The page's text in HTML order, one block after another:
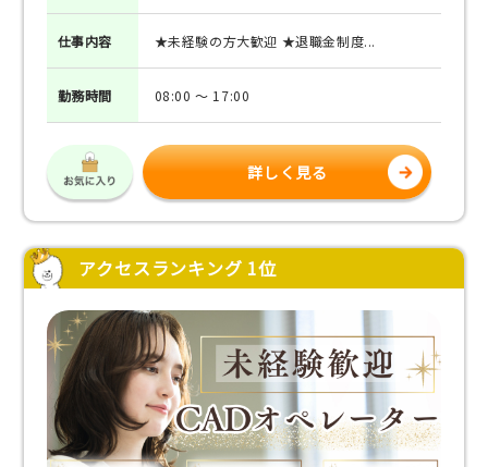
仕事内容 ★未経験の方大歓迎 ★退職金制度...
勤務時間 08:00 ～ 17:00
詳しく見る
アクセスランキング 1位